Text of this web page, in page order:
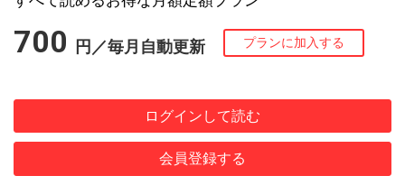
700 円／毎月自動更新 プランに加入する
ログインして読む
会員登録する